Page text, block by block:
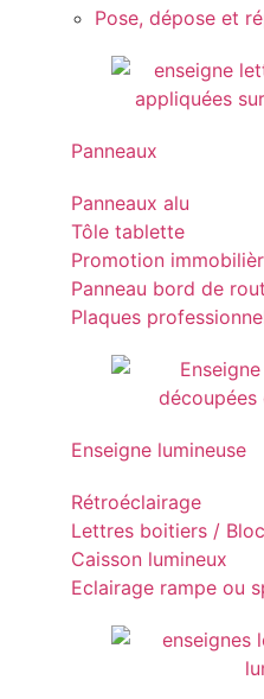
Pose, dépose et
Panneaux
Panneaux alu
Tôle tablette
Promotion
Panneau bord de
Plaques
Enseigne lumineuse
Rétroéclairage
Lettres boitiers /
Caisson lumineux
Eclairage rampe ou